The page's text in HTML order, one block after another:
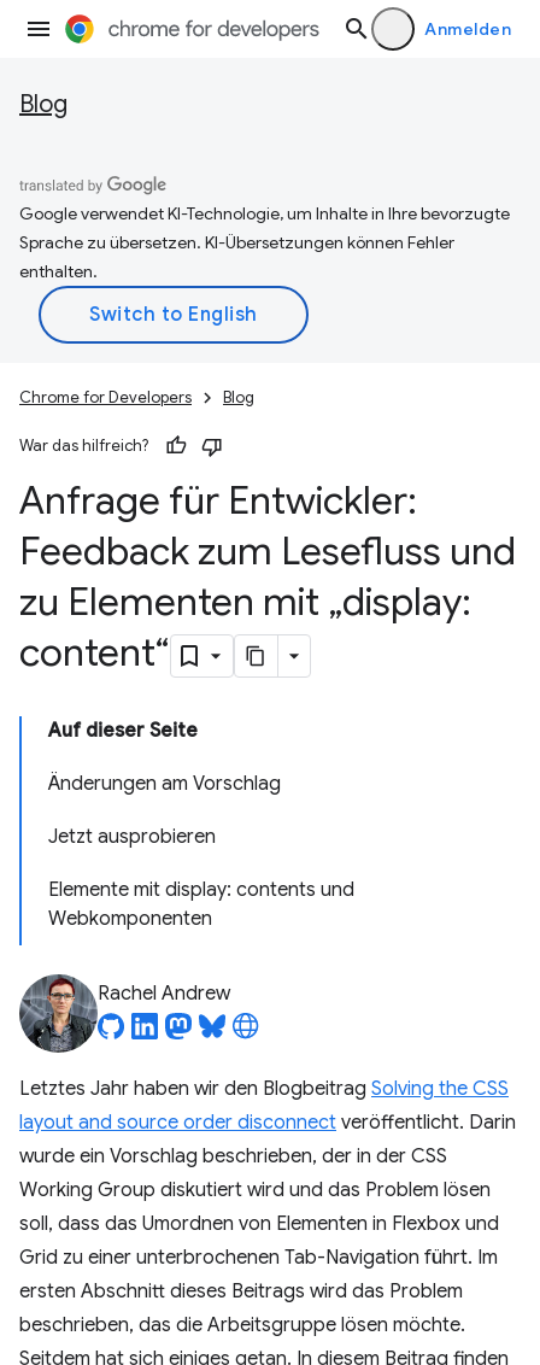
Anmelden
Blog
Google verwendet KI-Technologie, um Inhalte in Ihre bevorzugte
Sprache zu übersetzen. KI-Übersetzungen können Fehler
enthalten.
Chrome for Developers Blog
War das hilfreich?
Anfrage für Entwickler:
Feedback zum Lesefluss und
zu Elementen mit „display:
content“
Auf dieser Seite
Änderungen am Vorschlag
Jetzt ausprobieren
Elemente mit display: contents und
Webkomponenten
Rachel Andrew
Letztes Jahr haben wir den Blogbeitrag Solving the CSS
layout and source order disconnect veröffentlicht. Darin
wurde ein Vorschlag beschrieben, der in der CSS
Working Group diskutiert wird und das Problem lösen
soll, dass das Umordnen von Elementen in Flexbox und
Grid zu einer unterbrochenen Tab-Navigation führt. Im
ersten Abschnitt dieses Beitrags wird das Problem
beschrieben, das die Arbeitsgruppe lösen möchte.
Seitdem hat sich einiges getan. In diesem Beitrag finden